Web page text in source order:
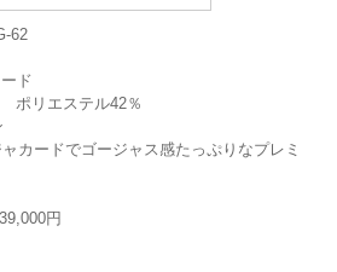
62
ド
ポリエステル42％
カードでゴージャス感たっぷりなプレミ
39,000円